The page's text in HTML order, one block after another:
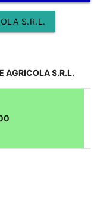
S.R.L.
AGRICOLA S.R.L.